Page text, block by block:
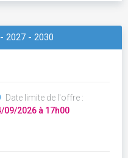
2027 - 2030
Date limite de l'offre :
09/2026 à 17h00